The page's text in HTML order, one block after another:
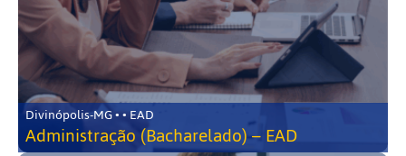
Divinópolis-MG • • EAD
Administração (Bacharelado) – EAD